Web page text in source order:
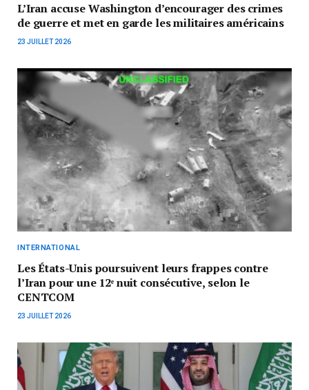
L’Iran accuse Washington d’encourager des crimes
de guerre et met en garde les militaires américains
23 JUILLET 2026
INTERNATIONAL
Les États-Unis poursuivent leurs frappes contre
l’Iran pour une 12ᵉ nuit consécutive, selon le
CENTCOM
23 JUILLET 2026